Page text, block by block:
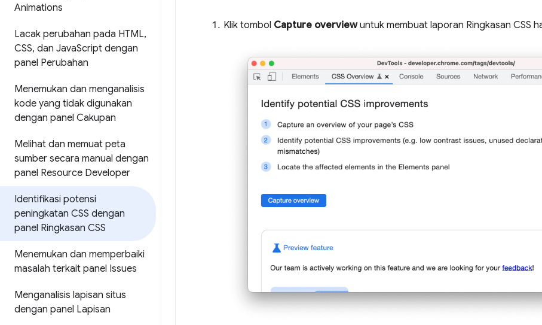
Animations
Lacak perubahan pada HTML,
CSS, dan JavaScript dengan
panel Perubahan
Menemukan dan menganalisis
kode yang tidak digunakan
dengan panel Cakupan
Melihat dan memuat peta
sumber secara manual dengan
panel Resource Developer
Identifikasi potensi
peningkatan CSS dengan
panel Ringkasan CSS
Menemukan dan memperbaiki
masalah terkait panel Issues
Menganalisis lapisan situs
dengan panel Lapisan
Klik tombol Capture overviewuntuk membuat laporan Ringkasan CSS